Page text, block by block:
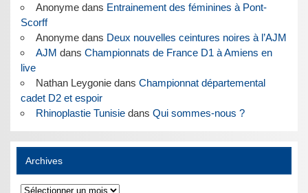
Anonymedans Entrainement des féminines à Pont-
Scorff
Anonymedans Deux nouvelles ceintures noires à l’AJM
AJM dans Championnats de France D1 à Amiens en
live
Nathan Leygoniedans Championnat départemental
cadet D2 et espoir
Rhinoplastie Tunisiedans Qui sommes-nous ?
Archives
Archives